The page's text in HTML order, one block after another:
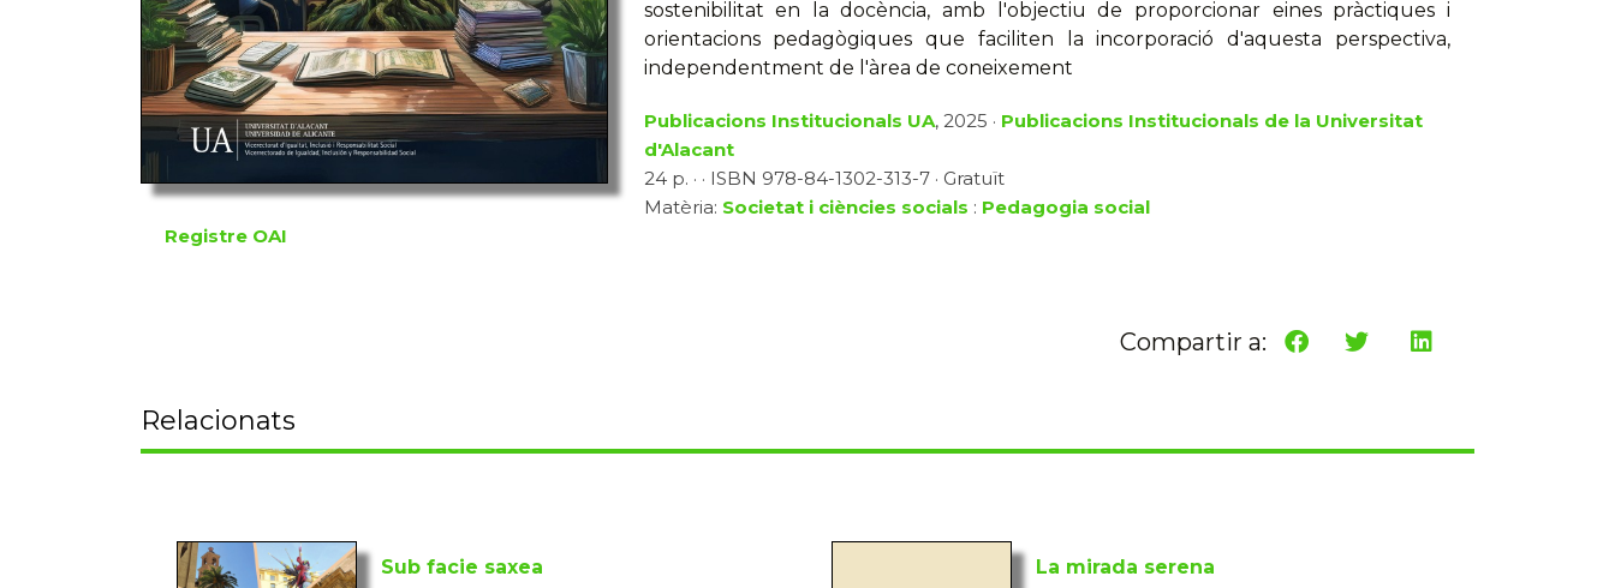
sostenibilitat en la docència, amb l'objectiu de proporcionar eines pràctiques i
orientacions pedagògiques que faciliten la incorporació d'aquesta perspectiva,
independentment de l'àrea de coneixement
Publicacions Institucionals UA, 2025 · Publicacions Institucionals de la Universitat
d'Alacant
24 p. · · ISBN 978-84-1302-313-7 · Gratuït
Matèria: Societat i ciències socials : Pedagogia social
Registre OAI
Compartir a:
Relacionats
Sub facie saxea
La mirada serena